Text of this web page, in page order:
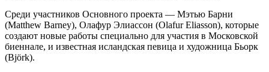
Среди участников Основного проекта — Мэтью Барни
(Matthew Barney), Олафур Элиассон (Olafur Eliasson), которые
создают новые работы специально для участия в Московской
биеннале, и известная исландская певица и художница Бьорк
(Björk).